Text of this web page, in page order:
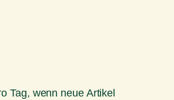
Tag, wenn neue Artikel